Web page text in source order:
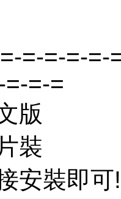
=-=-=-
=-=
版
裝
安裝即可!